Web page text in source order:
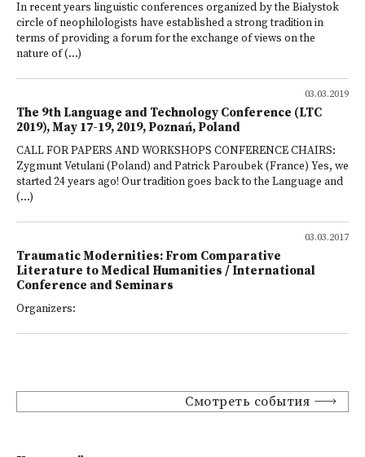
In recent years linguistic conferences organized by the Białystok
circle of neophilologists have established a strong tradition in
terms of providing a forum for the exchange of views on the
nature of (...)
03.03.2019
The 9th Language and Technology Conference (LTC
2019), May 17-19, 2019, Poznań, Poland
CALL FOR PAPERS AND WORKSHOPS CONFERENCE CHAIRS:
Zygmunt Vetulani (Poland) and Patrick Paroubek (France) Yes, we
started 24 years ago! Our tradition goes back to the Language and
(...)
03.03.2017
Traumatic Modernities: From Comparative
Literature to Medical Humanities / International
Conference and Seminars
Organizers:
Смотреть события